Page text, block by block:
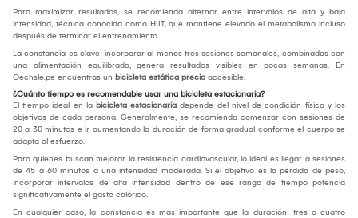
Para maximizar resultados, se recomienda alternar entre intervalos de alta y baja
intensidad, técnica conocida como HIIT, que mantiene elevado el metabolismo incluso
después de terminar el entrenamiento.
La constancia es clave: incorporar al menos tres sesiones semanales, combinadas con
una alimentación equilibrada, genera resultados visibles en pocas semanas. En
Oechsle.pe encuentras un bicicleta estática precio accesible.
¿Cuánto tiempo es recomendable usar una bicicleta estacionaria?
El tiempo ideal en la bicicleta estacionaria depende del nivel de condición física y los
objetivos de cada persona. Generalmente, se recomienda comenzar con sesiones de
20 a 30 minutos e ir aumentando la duración de forma gradual conforme el cuerpo se
adapta al esfuerzo.
Para quienes buscan mejorar la resistencia cardiovascular, lo ideal es llegar a sesiones
de 45 a 60 minutos a una intensidad moderada. Si el objetivo es la pérdida de peso,
incorporar intervalos de alta intensidad dentro de ese rango de tiempo potencia
significativamente el gasto calórico.
En cualquier caso, la constancia es más importante que la duración: tres o cuatro